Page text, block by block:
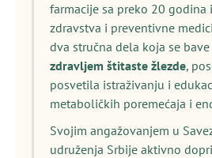
farmacije sa preko 20 godina
zdravstva i preventivne
dva stručna dela koja se bave
zdravljem štitaste žlezde,
posvetila istraživanju i
metaboličkih poremećaja i
Svojim angažovanjem u
udruženja Srbije aktivno